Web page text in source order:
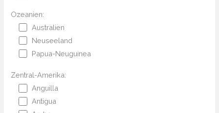
Ozeanien:
Australien
Neuseeland
Papua-Neuguinea
Zentral-Amerika:
Anguilla
Antigua